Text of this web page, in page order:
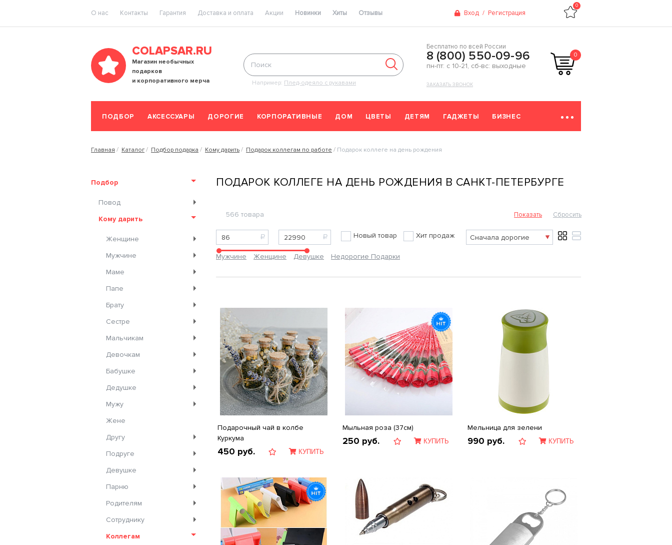
O нас Контакты Гарантия Доставка и оплата Акции Новинки Хиты Отзывы Вход / Регистрация
0
COLAPSAR.RU
Магазин необычных
подарков
и корпоративного мерча
Например: Плед-одеяло с рукавами
Бесплатно по всей России
8 (800) 550-09-96
пн-пт: с 10-21, сб-вс: выходные
ЗАКАЗАТЬ ЗВОНОК
0
ПОДБОР АКСЕССУАРЫ ДОРОГИЕ КОРПОРАТИВНЫЕ ДОМ ЦВЕТЫ ДЕТЯМ ГАДЖЕТЫ БИЗНЕС
Главная Каталог Подбор подарка Кому дарить Подарок коллегам по работе Подарок коллеге на день рождения
Подбор
Повод
Кому дарить
Женщине
Мужчине
Маме
Папе
Брату
Сестре
Мальчикам
Девочкам
Бабушке
Дедушке
Мужу
Жене
Другу
Подруге
Девушке
Парню
Родителям
Сотруднику
Коллегам
ПОДАРОК КОЛЛЕГЕ НА ДЕНЬ РОЖДЕНИЯ В САНКТ-ПЕТЕРБУРГЕ
566 товара
Новый товар Хит продаж
Мужчине Женщине Девушке Недорогие Подарки
Подарочный чай в колбе
Куркума
450 руб. КУПИТЬ
Мыльная роза (37см)
250 руб. КУПИТЬ
Мельница для зелени
990 руб. КУПИТЬ